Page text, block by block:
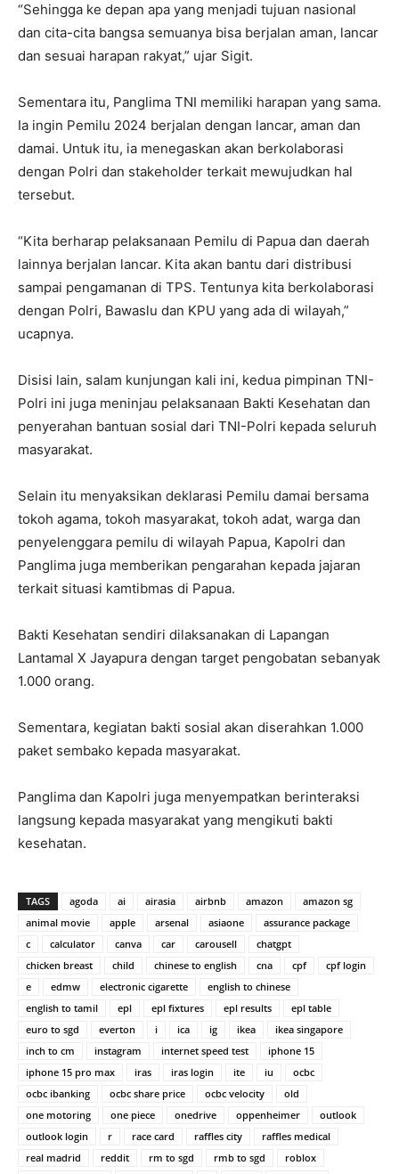
“Sehingga ke depan apa yang menjadi tujuan nasional
dan cita-cita bangsa semuanya bisa berjalan aman, lancar
dan sesuai harapan rakyat,” ujar Sigit.
Sementara itu, Panglima TNI memiliki harapan yang sama.
Ia ingin Pemilu 2024 berjalan dengan lancar, aman dan
damai. Untuk itu, ia menegaskan akan berkolaborasi
dengan Polri dan stakeholder terkait mewujudkan hal
tersebut.
“Kita berharap pelaksanaan Pemilu di Papua dan daerah
lainnya berjalan lancar. Kita akan bantu dari distribusi
sampai pengamanan di TPS. Tentunya kita berkolaborasi
dengan Polri, Bawaslu dan KPU yang ada di wilayah,”
ucapnya.
Disisi lain, salam kunjungan kali ini, kedua pimpinan TNI-
Polri ini juga meninjau pelaksanaan Bakti Kesehatan dan
penyerahan bantuan sosial dari TNI-Polri kepada seluruh
masyarakat.
Selain itu menyaksikan deklarasi Pemilu damai bersama
tokoh agama, tokoh masyarakat, tokoh adat, warga dan
penyelenggara pemilu di wilayah Papua, Kapolri dan
Panglima juga memberikan pengarahan kepada jajaran
terkait situasi kamtibmas di Papua.
Bakti Kesehatan sendiri dilaksanakan di Lapangan
Lantamal X Jayapura dengan target pengobatan sebanyak
1.000 orang.
Sementara, kegiatan bakti sosial akan diserahkan 1.000
paket sembako kepada masyarakat.
Panglima dan Kapolri juga menyempatkan berinteraksi
langsung kepada masyarakat yang mengikuti bakti
kesehatan.
TAGS agoda ai airasia airbnb amazon
amazon sg
animal movie
apple arsenal asiaone
assurance package
c
calculator canva car carousell
chatgpt
chicken breast
child chinese to english cna cpf
cpf login
e
edmw electronic cigarette
english to chinese
english to tamil
epl epl fixtures epl results
epl table
euro to sgd
everton i ica ig ikea
ikea singapore
inch to cm
instagram internet speed test
iphone 15
iphone 15 pro max
iras iras login ite iu
ocbc
ocbc ibanking
ocbc share price ocbc velocity
old
one motoring
one piece onedrive oppenheimer
outlook
outlook login
r race card raffles city
raffles medical
real madrid
reddit rm to sgd rmb to sgd
roblox